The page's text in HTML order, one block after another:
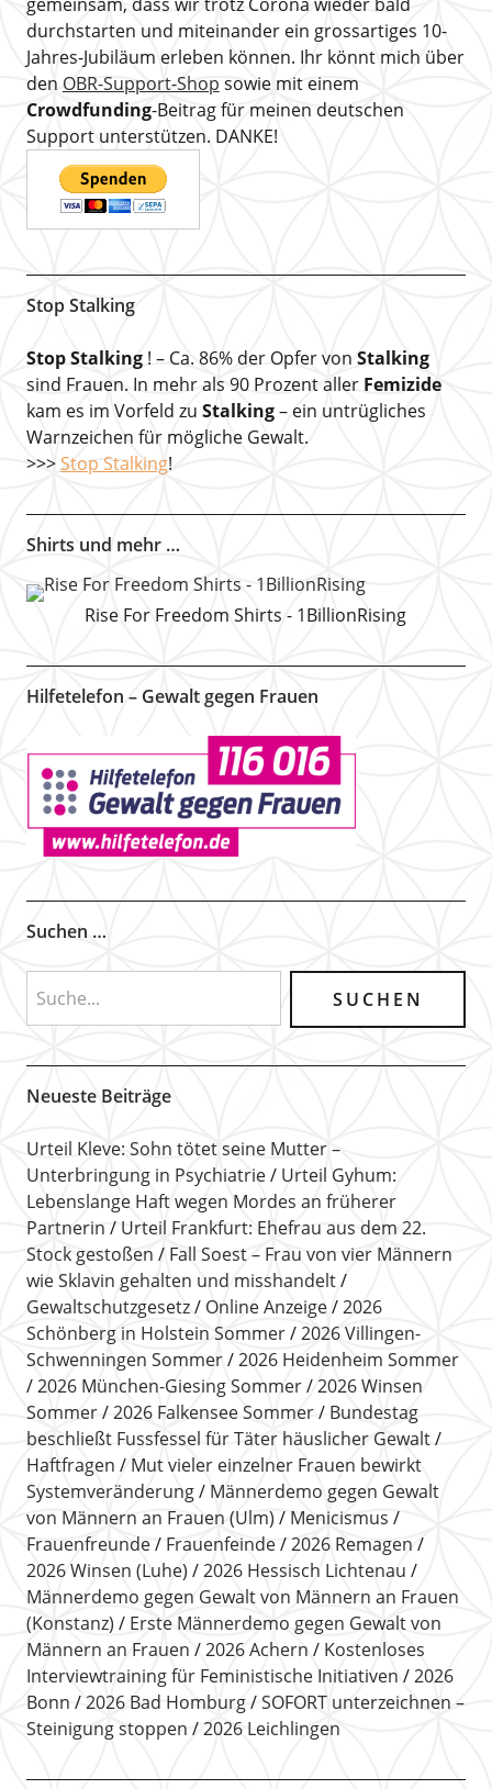
gemeinsam, dass wir trotz Corona wieder bald
durchstarten und miteinander ein grossartiges 10-
Jahres-Jubiläum erleben können. Ihr könnt mich über
den OBR-Support-Shop sowie mit einem
Crowdfunding-Beitrag für meinen deutschen
Support unterstützen. DANKE!
Stop Stalking
Stop Stalking! – Ca. 86% der Opfer von Stalking
sind Frauen. In mehr als 90 Prozent aller Femizide
kam es im Vorfeld zu Stalking– ein untrügliches
Warnzeichen für mögliche Gewalt.
>>>Stop Stalking!
Shirts und mehr …
Rise For Freedom Shirts - 1BillionRising
Hilfetelefon – Gewalt gegen Frauen
Suchen …
Neueste Beiträge
Urteil Kleve: Sohn tötet seine Mutter –
Unterbringung in Psychiatrie
Urteil Gyhum:
Lebenslange Haft wegen Mordes an früherer
Partnerin
Urteil Frankfurt: Ehefrau aus dem 22.
Stock gestoßen
Fall Soest – Frau von vier Männern
wie Sklavin gehalten und misshandelt
Gewaltschutzgesetz
Online Anzeige
2026
Schönberg in Holstein Sommer
2026 Villingen-
Schwenningen Sommer
2026 Heidenheim Sommer
2026 München-Giesing Sommer
2026 Winsen
Sommer
2026 Falkensee Sommer
Bundestag
beschließt Fussfessel für Täter häuslicher Gewalt
Haftfragen
Mut vieler einzelner Frauen bewirkt
Systemveränderung
Männerdemo gegen Gewalt
von Männern an Frauen (Ulm)
Menicismus
Frauenfreunde
Frauenfeinde
2026 Remagen
2026 Winsen (Luhe)
2026 Hessisch Lichtenau
Männerdemo gegen Gewalt von Männern an Frauen
(Konstanz)
Erste Männerdemo gegen Gewalt von
Männern an Frauen
2026 Achern
Kostenloses
Interviewtraining für Feministische Initiativen
2026
Bonn
2026 Bad Homburg
SOFORT unterzeichnen –
Steinigung stoppen
2026 Leichlingen